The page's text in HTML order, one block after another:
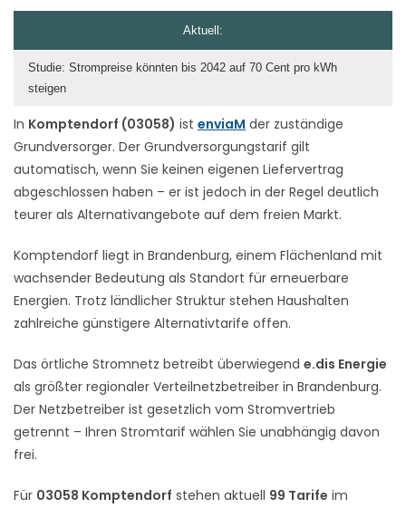
In Komptendorf (03058) ist enviaM der zuständige
Grundversorger. Der Grundversorgungstarif gilt
automatisch, wenn Sie keinen eigenen Liefervertrag
abgeschlossen haben – er ist jedoch in der Regel deutlich
teurer als Alternativangebote auf dem freien Markt.
Komptendorf liegt in Brandenburg, einem Flächenland mit
wachsender Bedeutung als Standort für erneuerbare
Energien. Trotz ländlicher Struktur stehen Haushalten
zahlreiche günstigere Alternativtarife offen.
Das örtliche Stromnetz betreibt überwiegend e.dis Energie
als größter regionaler Verteilnetzbetreiber in Brandenburg.
Der Netzbetreiber ist gesetzlich vom Stromvertrieb
getrennt – Ihren Stromtarif wählen Sie unabhängig davon
frei.
Für 03058 Komptendorf stehen aktuell 99 Tarife im
Aktuell:
Studie: Strompreise könnten bis 2042 auf 70 Cent pro kWh
steigen